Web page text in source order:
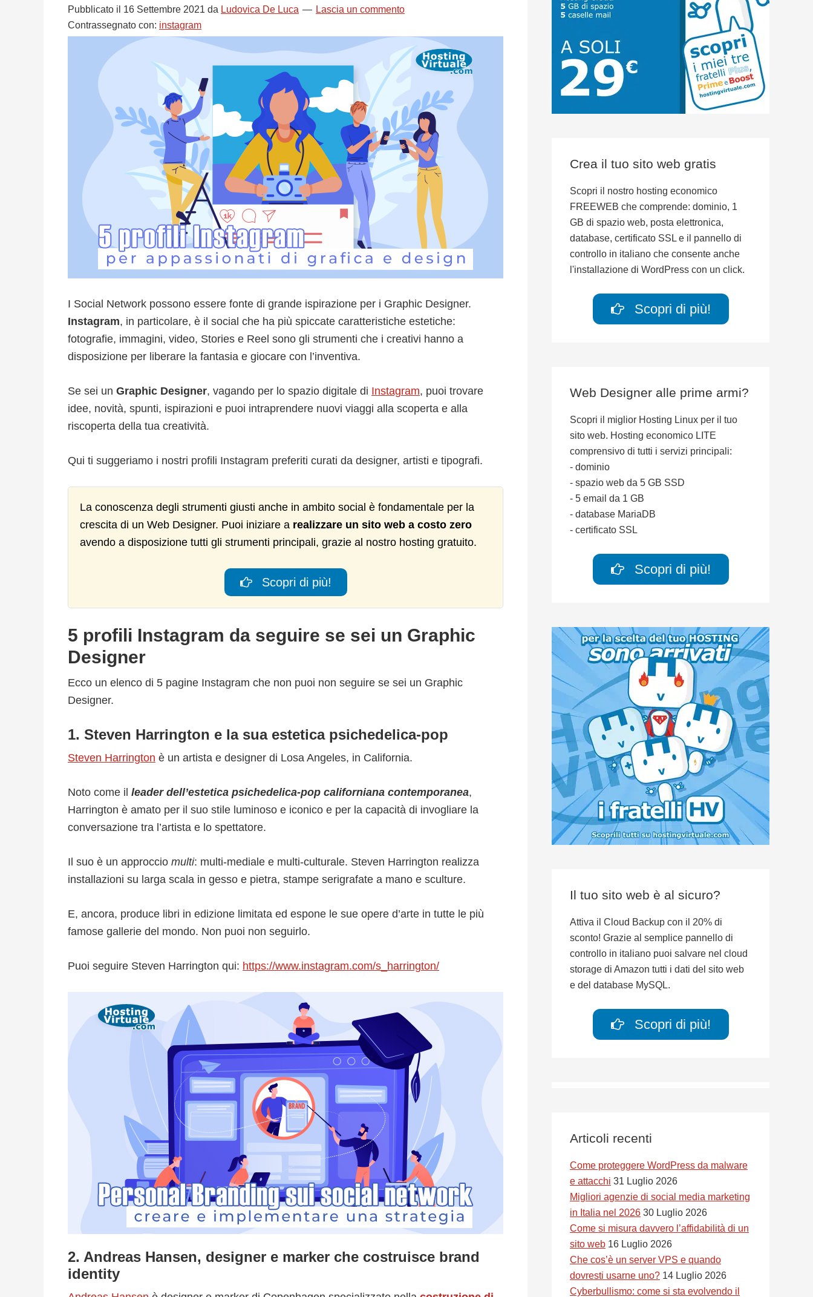
Pubblicato il 16 Settembre 2021 da Ludovica De Luca
Lascia un commento
Contrassegnato con: instagram
I Social Network possono essere fonte di grande ispirazione per i Graphic Designer.
Instagram, in particolare, è il social che ha più spiccate caratteristiche estetiche:
fotografie, immagini, video, Stories e Reel sono gli strumenti che i creativi hanno a
disposizione per liberare la fantasia e giocare con l’inventiva.
Se sei un Graphic Designer, vagando per lo spazio digitale di Instagram, puoi trovare
idee, novità, spunti, ispirazioni e puoi intraprendere nuovi viaggi alla scoperta e alla
riscoperta della tua creatività.
Qui ti suggeriamo i nostri profili Instagram preferiti curati da designer, artisti e tipografi.
La conoscenza degli strumenti giusti anche in ambito social è fondamentale per la
crescita di un Web Designer. Puoi iniziare a realizzare un sito web a costo zero
avendo a disposizione tutti gli strumenti principali, grazie al nostro hosting gratuito.
Scopri di più!
5 profili Instagram da seguire se sei un Graphic
Designer
Ecco un elenco di 5 pagine Instagram che non puoi non seguire se sei un Graphic
Designer.
1. Steven Harrington e la sua estetica psichedelica-pop
Steven Harrington è un artista e designer di Losa Angeles, in California.
Noto come il leader dell’estetica psichedelica-pop californiana contemporanea,
Harrington è amato per il suo stile luminoso e iconico e per la capacità di invogliare la
conversazione tra l’artista e lo spettatore.
Il suo è un approccio multi: multi-mediale e multi-culturale. Steven Harrington realizza
installazioni su larga scala in gesso e pietra, stampe serigrafate a mano e sculture.
E, ancora, produce libri in edizione limitata ed espone le sue opere d’arte in tutte le più
famose gallerie del mondo. Non puoi non seguirlo.
Puoi seguire Steven Harrington qui: https://www.instagram.com/s_harrington/
2. Andreas Hansen, designer e marker che costruisce brand
identity
Crea il tuo sito web gratis
Scopri il nostro hosting economico
FREEWEB che comprende: dominio, 1
GB di spazio web, posta elettronica,
database, certificato SSL e il pannello di
controllo in italiano che consente anche
l'installazione di WordPress con un click.
Scopri di più!
Web Designer alle prime armi?
Scopri il miglior Hosting Linux per il tuo
sito web. Hosting economico LITE
comprensivo di tutti i servizi principali:
- dominio
- spazio web da 5 GB SSD
- 5 email da 1 GB
- database MariaDB
- certificato SSL
Scopri di più!
Il tuo sito web è al sicuro?
Attiva il Cloud Backup con il 20% di
sconto! Grazie al semplice pannello di
controllo in italiano puoi salvare nel cloud
storage di Amazon tutti i dati del sito web
e del database MySQL.
Scopri di più!
Articoli recenti
Come proteggere WordPress da malware
e attacchi 31 Luglio 2026
Migliori agenzie di social media marketing
in Italia nel 2026 30 Luglio 2026
Come si misura davvero l’affidabilità di un
sito web 16 Luglio 2026
Che cos’è un server VPS e quando
dovresti usarne uno? 14 Luglio 2026
Cyberbullismo: come si sta evolvendo il